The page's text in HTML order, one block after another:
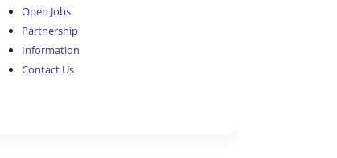
Open Jobs
Partnership
Information
Contact Us